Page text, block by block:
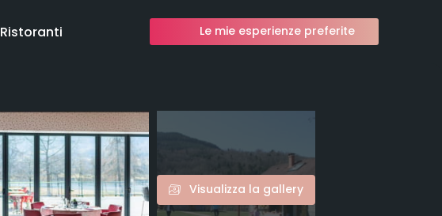
Ristoranti Le mie esperienze preferite
Visualizza la gallery